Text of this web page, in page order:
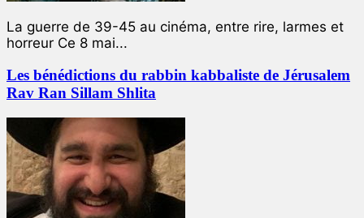
La guerre de 39-45 au cinéma, entre rire, larmes et
horreur Ce 8 mai...
Les bénédictions du rabbin kabbaliste de Jérusalem
Rav Ran Sillam Shlita